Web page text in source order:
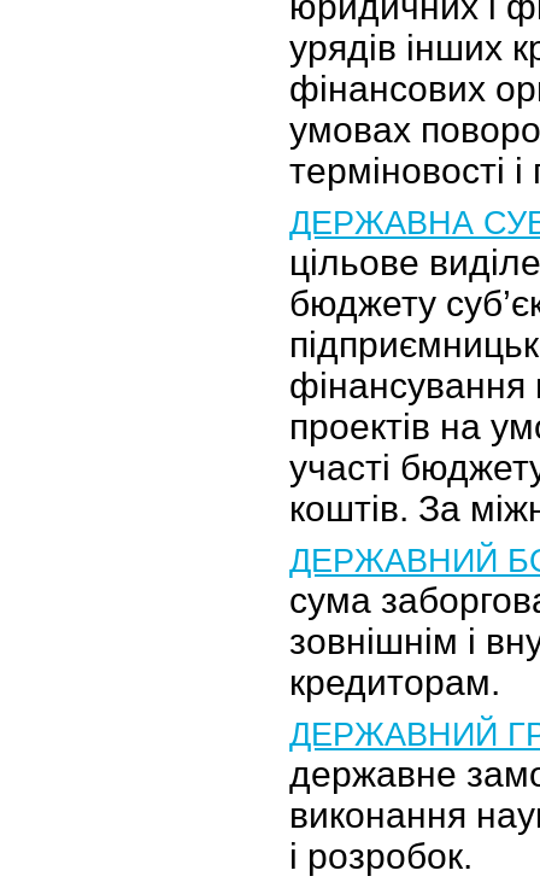
урядів інших
фінансових
умовах
терміновості і
ДЕРЖАВНА
цільове
бюджету
фінансування
проектів на
участі
коштів. За
ДЕРЖАВНИЙ
сума
зовнішнім і
кредиторам.
ДЕРЖАВНИЙ
державне
виконання
і розробок.